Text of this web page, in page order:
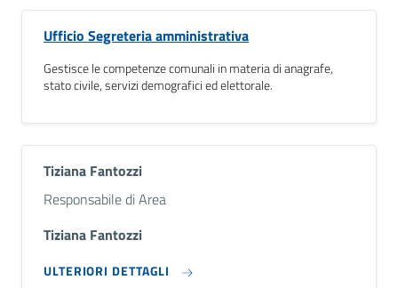
Ufficio Segreteria amministrativa
Gestisce le competenze comunali in materia di anagrafe,
stato civile, servizi demografici ed elettorale.
Tiziana Fantozzi
Descrizione breve
Responsabile di Area
Tiziana Fantozzi
ULTERIORI DETTAGLI